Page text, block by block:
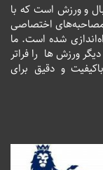
و ورزش است که با
اختصاصی
شده است. ما
ورزش ها را فراتر
و دقیق برای